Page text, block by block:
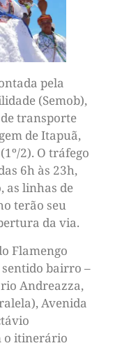
pela
(Semob),
transporte
de Itapuã,
2). O tráfego
6h às 23h,
as linhas de
terão seu
da via.
Flamengo
bairro –
Andreazza,
Avenida
o itinerário